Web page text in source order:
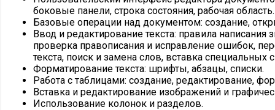
боковые панели, строка состояния, рабочая область.
Базовые операции над документом: создание,
Ввод и редактирование текста: правила написания
проверка правописания и исправление ошибок,
текста, поиск и замена слов, вставка специальных
Форматирование текста: шрифты, абзацы, списки.
Работа с таблицами: создание, редактирование,
Вставка и редактирование изображений и
Использование колонок и разделов.